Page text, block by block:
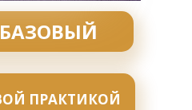
ПРАКТИКОЙ